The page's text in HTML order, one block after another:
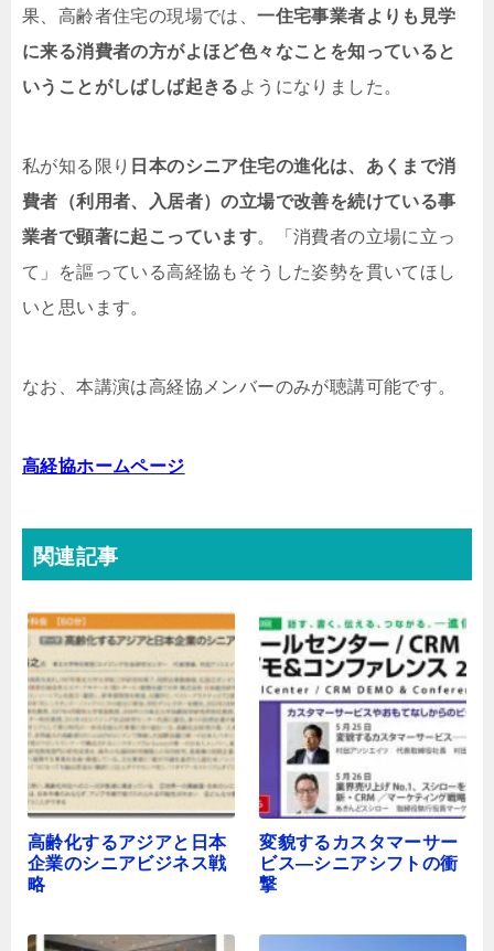
果、高齢者住宅の現場では、一住宅事業者よりも見学
に来る消費者の方がよほど色々なことを知っていると
いうことがしばしば起きる ようになりました。
私が知る限り 日本のシニア住宅の進化は、あくまで消
費者（利用者、入居者）の立場で改善を続けている事
業者で顕著に起こっています。「消費者の立場に立っ
て」を謳っている高経協もそうした姿勢を貫いてほし
いと思います。
なお、本講演は高経協メンバーのみが聴講可能です。
高経協ホームページ
関連記事
高齢化するアジアと日本
企業のシニアビジネス戦
略
変貌するカスタマーサー
ビス―シニアシフトの衝
撃